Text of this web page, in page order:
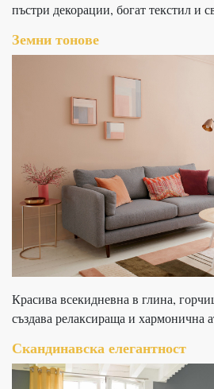
пъстри декорации, богат текстил и
Земни тонове
Красива всекидневна в глина,
създава релаксираща и хармонична
Скандинавска елегантност